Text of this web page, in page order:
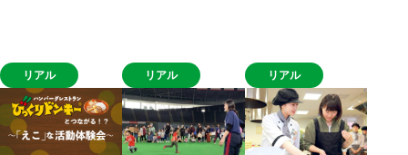
リアル リアル リアル